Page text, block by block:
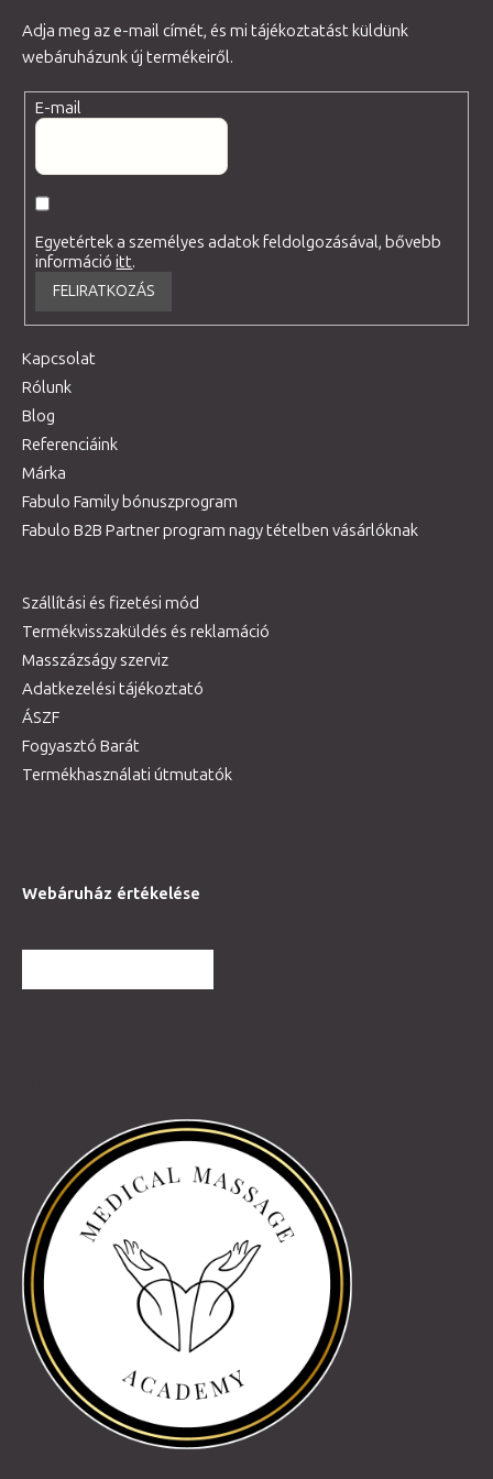
Adja meg az e-mail címét, és mi tájékoztatást küldünk
webáruházunk új termékeiről.
E-mail
Egyetértek a személyes adatok feldolgozásával, bővebb
információitt.
FELIRATKOZÁS
Kapcsolat
Rólunk
Blog
Referenciáink
Márka
Fabulo Family bónuszprogram
Fabulo B2B Partner program nagy tételben vásárlóknak
Szállítási és fizetési mód
Termékvisszaküldés és reklamáció
Masszázságy szerviz
Adatkezelési tájékoztató
ÁSZF
Fogyasztó Barát
Termékhasználati útmutatók
Webáruház értékelése